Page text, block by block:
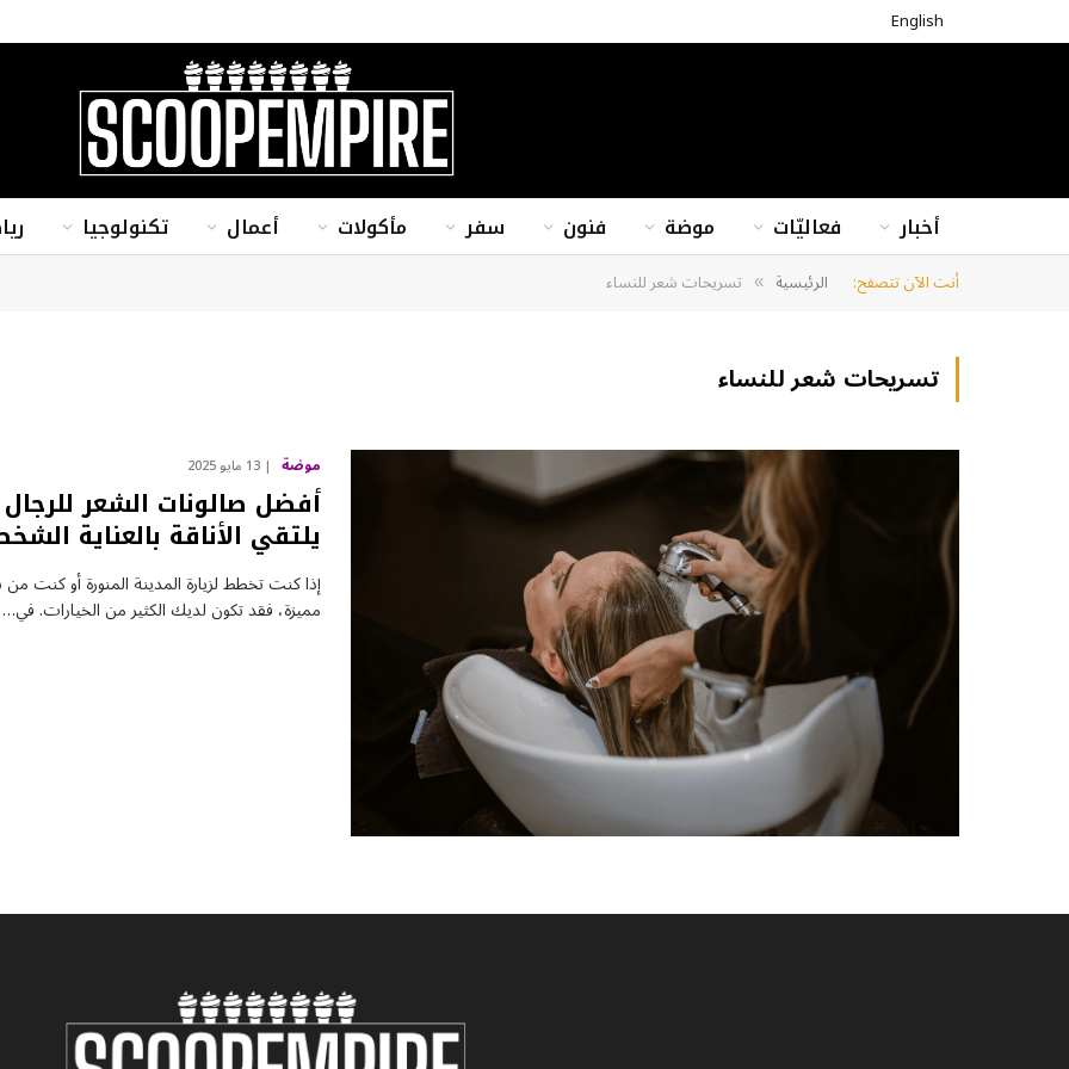
English
أخبار فعاليّات موضة فنون سفر مأكولات أعمال تكنولوجيا
أنت الآن تتصفح: الرئيسية » تسريحات شعر للنساء
تسريحات شعر للنساء
موضة 13 مايو 2025
أفضل صالونات الشعر
يلتقي الأناقة بالعناية
إذا كنت تخطط لزيارة المدينة المنورة أو
مميزة، فقد تكون لديك الكثير من الخيارات. في…